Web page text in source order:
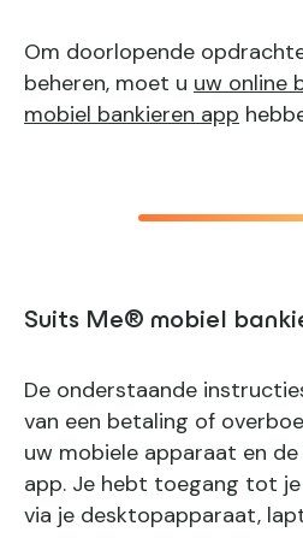
Om doorlopende
beheren, moet u uw online
mobiel bankieren app
Suits Me® mobiel
De onderstaande
van een betaling of
uw mobiele apparaat en
app. Je hebt toegang tot
via je desktopapparaat,